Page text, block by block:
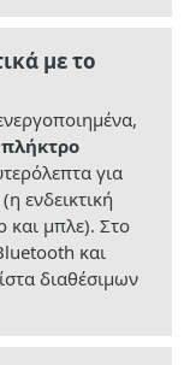
με το
πλήκτρο
για
ενδεικτική
και μπλε). Στο
και
διαθέσιμων